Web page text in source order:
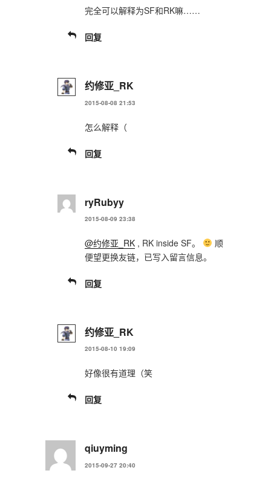
完全可以解释为SF和RK嘛……
回复
约修亚_RK
2015-08-08 21:53
怎么解释（
回复
ryRubyy
2015-08-09 23:38
@约修亚_RK, RK inside SF。
顺
便望更换友链，已写入留言信息。
回复
约修亚_RK
2015-08-10 19:09
好像很有道理（笑
回复
qiuyming
2015-09-27 20:40